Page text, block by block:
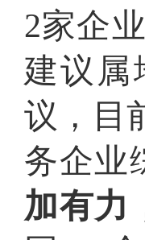
2家企
建议属
议，目
务企业
加有力